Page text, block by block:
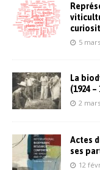
5
La
(1924 –
2
Actes
ses
12